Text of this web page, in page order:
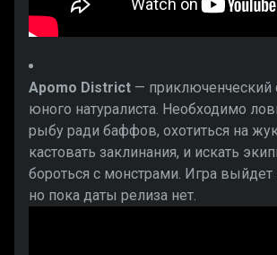
Apomo District — приключенческий
юного натуралиста. Необходимо
рыбу ради баффов, охотиться на
кастовать заклинания, и искать
бороться с монстрами. Игра выйдет
но пока даты релиза нет.